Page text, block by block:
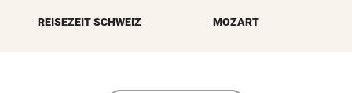
REISEZEIT SCHWEIZ MOZART